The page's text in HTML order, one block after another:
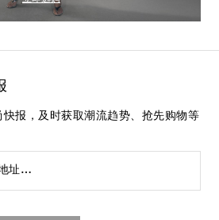
报，及时获取潮流趋势、抢先购物等
址…